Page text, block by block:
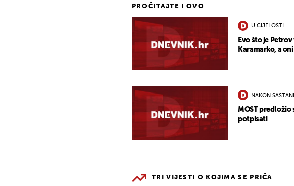
PROČITAJTE I OVO
U CIJELOSTI
Evo što je
Karamarko, a
NAKON
MOST predložio
potpisati
TRI VIJESTI O KOJIMA SE PRIČA